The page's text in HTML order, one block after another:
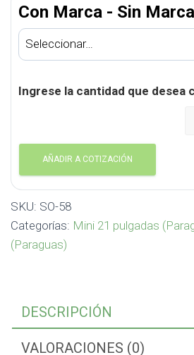
Con Marca - Sin Marca
Ingrese la cantidad que desea
AÑADIR A COTIZACIÓN
SKU: SO-58
Categorías: Mini 21 pulgadas
(Paraguas)
DESCRIPCIÓN
VALORACIONES (0)